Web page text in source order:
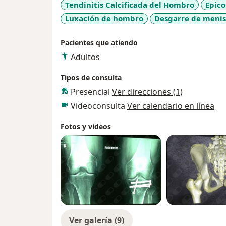
Pontificia Bolivariana UPB y en la
Sociedad Antioqueña de Ortopedia y Traumatología
(AAOS).
Tendinitis Calcificada del Hombro
Luxación de hombro
Desgarre de
Pacientes que atiendo
Adultos
Tipos de consulta
Presencial Ver direcciones (1)
Videoconsulta Ver calendario en línea
Fotos y videos
Ver galería (9)